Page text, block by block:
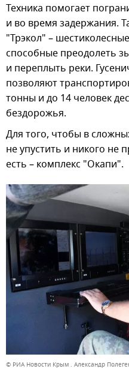
Техника помогает
и во время задержания.
"Трэкол" –
способные преодолеть
и переплыть реки.
позволяют
тонны и до 14 человек
бездорожья.
Для того, чтобы в
не упустить и никого не
есть – комплекс "Окапи".
© РИА Новости Крым . Александр